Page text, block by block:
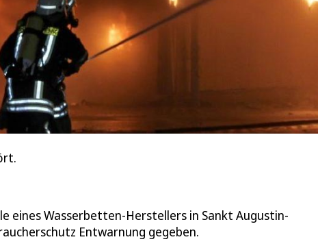
eines Wasserbetten-Herstellers in Sankt Augustin-
Entwarnung gegeben.